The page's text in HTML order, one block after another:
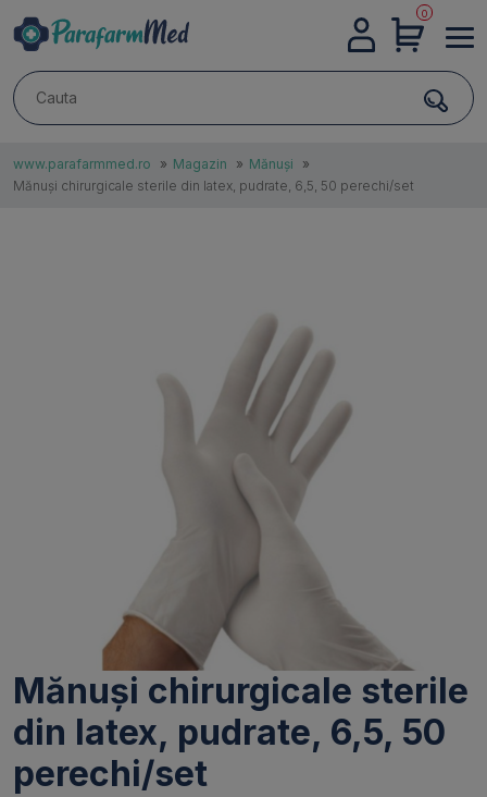
DESPRE
NOI
0
www.parafarmmed.ro » Magazin » Mănuși
»
Mănuși chirurgicale sterile din latex, pudrate, 6,5, 50 perechi/set
Mănuși chirurgicale sterile
din latex, pudrate, 6,5, 50
perechi/set